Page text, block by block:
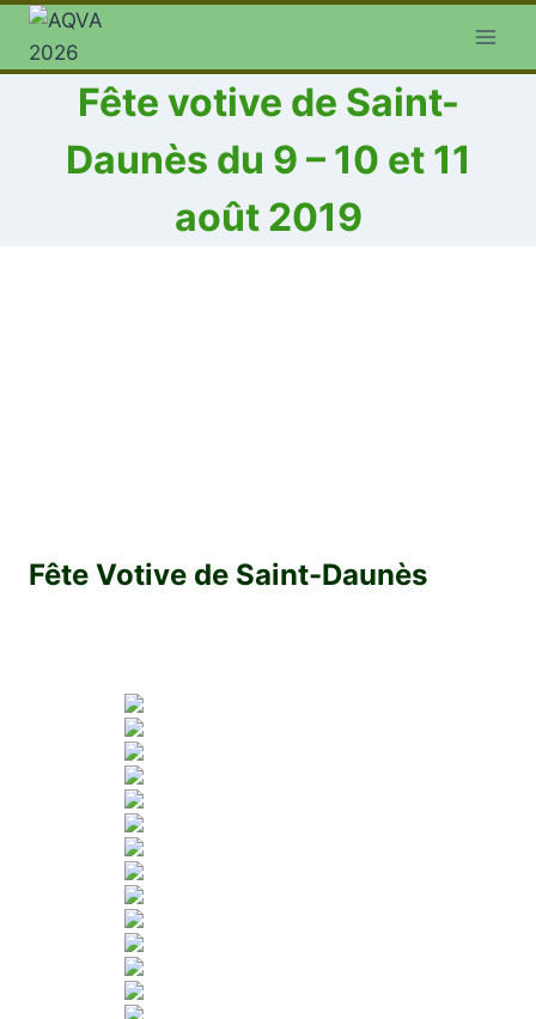
Aller
contenuFête votive de Saint-
Daunès du 9 – 10 et 11
août 2019
Fête Votive de Saint-Daunès